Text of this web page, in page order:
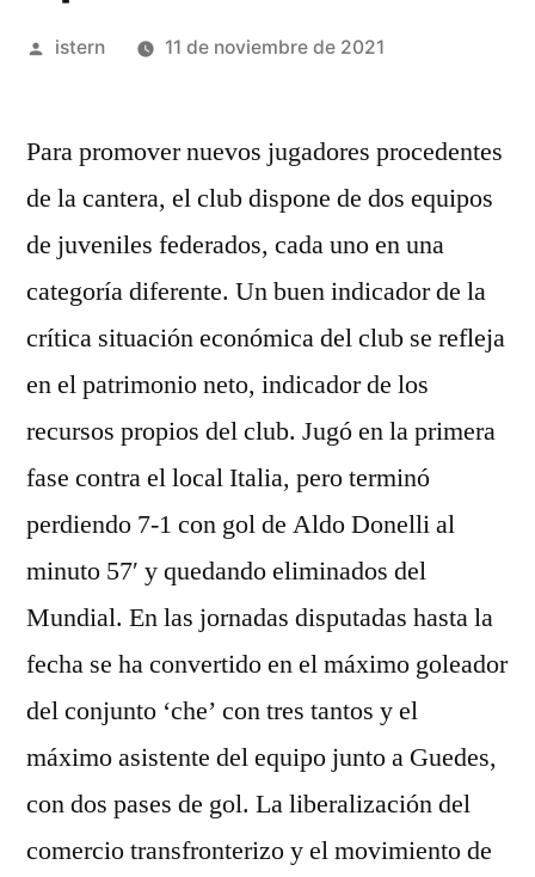
Publicado
istern 11 de noviembre de 2021
Para promover nuevos jugadores procedentes
de la cantera, el club dispone de dos equipos
de juveniles federados, cada uno en una
categoría diferente. Un buen indicador de la
crítica situación económica del club se refleja
en el patrimonio neto, indicador de los
recursos propios del club. Jugó en la primera
fase contra el local Italia, pero terminó
perdiendo 7-1 con gol de Aldo Donelli al
minuto 57′ y quedando eliminados del
Mundial. En las jornadas disputadas hasta la
fecha se ha convertido en el máximo goleador
del conjunto ‘che’ con tres tantos y el
máximo asistente del equipo junto a Guedes,
con dos pases de gol. La liberalización del
comercio transfronterizo y el movimiento de